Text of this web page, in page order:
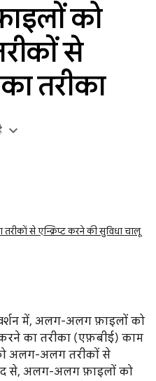
को
से
तरीका
से एन्क्रिप्ट करने की सुविधा चालू
में, अलग-अलग फ़ाइलों को
का तरीका (एफ़बीई) काम
अलग-अलग तरीकों से
से, अलग-अलग फ़ाइलों को